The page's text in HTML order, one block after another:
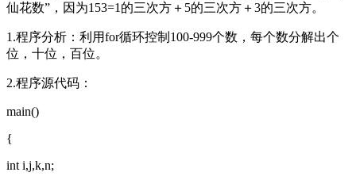
仙花数”，因为153=1的三次方＋5的三次方＋3的三次方。
1.程序分析：利用for循环控制100-999个数，每个数分解出个
位，十位，百位。
2.程序源代码：
main()
{
int i,j,k,n;